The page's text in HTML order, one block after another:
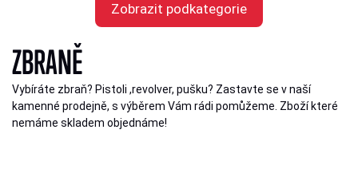
Zobrazit podkategorie
ZBRANĚ
Vybíráte zbraň? Pistoli ,revolver, pušku? Zastavte se v naší
kamenné prodejně, s výběrem Vám rádi pomůžeme. Zboží které
nemáme skladem objednáme!